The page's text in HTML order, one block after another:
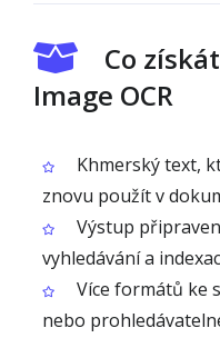
Co
Image OCR
Khmerský text,
znovu použít v
Výstup
vyhledávání a
Více formátů ke
nebo